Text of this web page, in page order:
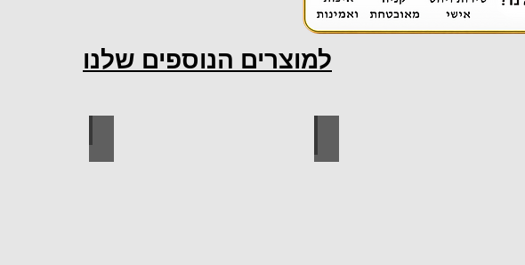
למוצרים הנוספים שלנו